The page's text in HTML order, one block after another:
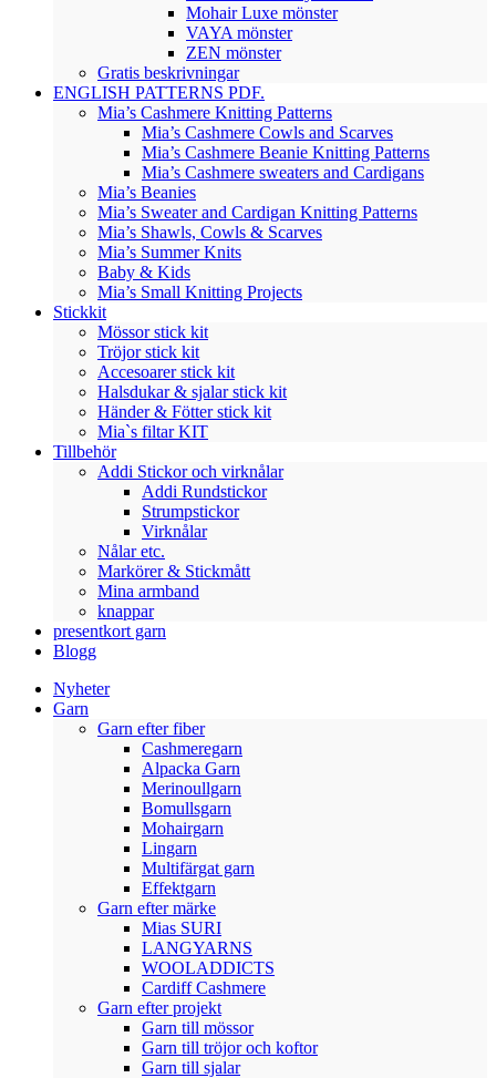
Mohair Luxe mönster
VAYA mönster
ZEN mönster
Gratis beskrivningar
ENGLISH PATTERNS PDF.
Mia’s Cashmere Knitting Patterns
Mia’s Cashmere Cowls and Scarves
Mia’s Cashmere Beanie Knitting Patterns
Mia’s Cashmere sweaters and Cardigans
Mia’s Beanies
Mia’s Sweater and Cardigan Knitting Patterns
Mia’s Shawls, Cowls & Scarves
Mia’s Summer Knits
Baby & Kids
Mia’s Small Knitting Projects
Stickkit
Mössor stick kit
Tröjor stick kit
Accesoarer stick kit
Halsdukar & sjalar stick kit
Händer & Fötter stick kit
Mia`s filtar KIT
Tillbehör
Addi Stickor och virknålar
Addi Rundstickor
Strumpstickor
Virknålar
Nålar etc.
Markörer & Stickmått
Mina armband
knappar
presentkort garn
Blogg
Nyheter
Garn
Garn efter fiber
Cashmeregarn
Alpacka Garn
Merinoullgarn
Bomullsgarn
Mohairgarn
Lingarn
Multifärgat garn
Effektgarn
Garn efter märke
Mias SURI
LANGYARNS
WOOLADDICTS
Cardiff Cashmere
Garn efter projekt
Garn till mössor
Garn till tröjor och koftor
Garn till sjalar